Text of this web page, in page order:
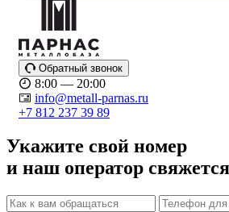
Обратный звонок
8:00 — 20:00
info@metall-parnas.ru
+7 812 237 39 89
Укажите свой номер
и наш оператор